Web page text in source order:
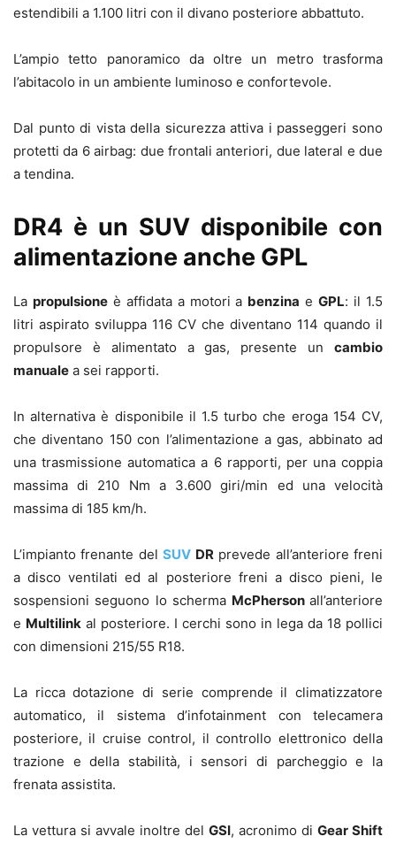
estendibili a 1.100 litri con il divano posteriore abbattuto.
L’ampio tetto panoramico da oltre un metro trasforma
l’abitacolo in un ambiente luminoso e confortevole.
Dal punto di vista della sicurezza attiva i passeggeri sono
protetti da 6 airbag: due frontali anteriori, due lateral e due
a tendina.
DR4 è un SUV disponibile con
alimentazione anche GPL
La propulsioneè affidata a motori a benzina eGPL: il 1.5
litri aspirato sviluppa 116 CV che diventano 114 quando il
propulsore è alimentato a gas, presente un cambio
manuale a sei rapporti.
In alternativa è disponibile il 1.5 turbo che eroga 154 CV,
che diventano 150 con l’alimentazione a gas, abbinato ad
una trasmissione automatica a 6 rapporti, per una coppia
massima di 210 Nm a 3.600 giri/min ed una velocità
massima di 185 km/h.
L’impianto frenante delSUV DRprevede all’anteriore freni
a disco ventilati ed al posteriore freni a disco pieni, le
sospensioni seguono lo scherma McPhersonall’anteriore
e Multilink al posteriore. I cerchi sono in lega da 18 pollici
con dimensioni 215/55 R18.
La ricca dotazione di serie comprende il climatizzatore
automatico, il sistema d’infotainment con telecamera
posteriore, il cruise control, il controllo elettronico della
trazione e della stabilità, i sensori di parcheggio e la
frenata assistita.
La vettura si avvale inoltre del GSI, acronimo di Gear Shift